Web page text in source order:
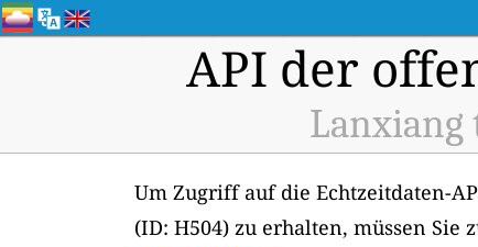
API der
Lanxiang
Um Zugriff auf die Echtzeitdaten-
(ID: H504) zu erhalten, müssen Sie